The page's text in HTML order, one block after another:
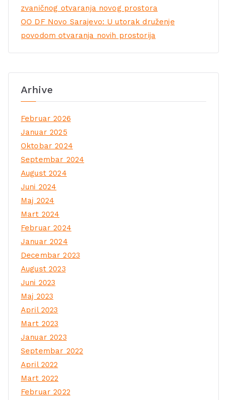
zvaničnog otvaranja novog prostora
OO DF Novo Sarajevo: U utorak druženje
povodom otvaranja novih prostorija
Arhive
Februar 2026
Januar 2025
Oktobar 2024
Septembar 2024
August 2024
Juni 2024
Maj 2024
Mart 2024
Februar 2024
Januar 2024
Decembar 2023
August 2023
Juni 2023
Maj 2023
April 2023
Mart 2023
Januar 2023
Septembar 2022
April 2022
Mart 2022
Februar 2022